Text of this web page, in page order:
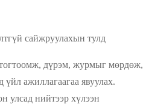
сайжруулахын тулд
дүрэм, журмыг мөрдөж,
үйл ажиллагаагаа явуулах.
улсад нийтээр хүлээн